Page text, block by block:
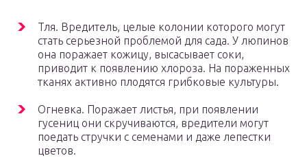
Тля. Вредитель, целые колонии которого могут
стать серьезной проблемой для сада. У люпинов
она поражает кожицу, высасывает соки,
приводит к появлению хлороза. На пораженных
тканях активно плодятся грибковые культуры.
Огневка. Поражает листья, при появлении
гусениц они скручиваются, вредители могут
поедать стручки с семенами и даже лепестки
цветов.